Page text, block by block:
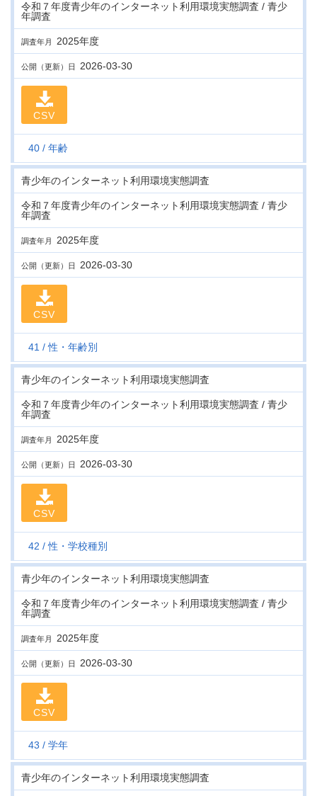
令和７年度青少年のインターネット利用環境実態調査 / 青少
年調査
調査年月 2025年度
公開（更新）日 2026-03-30
CSV
40 年齢
青少年のインターネット利用環境実態調査
令和７年度青少年のインターネット利用環境実態調査 / 青少
年調査
調査年月 2025年度
公開（更新）日 2026-03-30
CSV
41 性・年齢別
青少年のインターネット利用環境実態調査
令和７年度青少年のインターネット利用環境実態調査 / 青少
年調査
調査年月 2025年度
公開（更新）日 2026-03-30
CSV
42 性・学校種別
青少年のインターネット利用環境実態調査
令和７年度青少年のインターネット利用環境実態調査 / 青少
年調査
調査年月 2025年度
公開（更新）日 2026-03-30
CSV
43 学年
青少年のインターネット利用環境実態調査